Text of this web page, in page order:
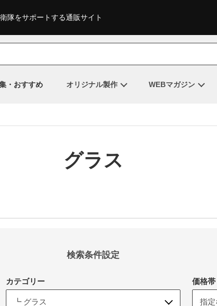
隊をサポートする通販サイト
・おすすめ オリジナル製作 WEBマガジン
グラス
検索条件設定
カテゴリー 価格帯